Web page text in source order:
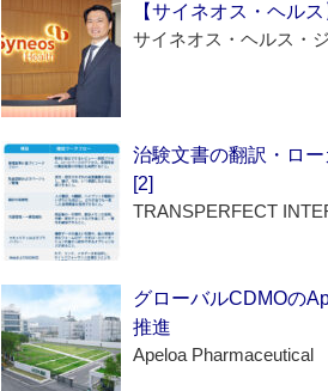
【サイネオス・ヘル
サイネオス・ヘルス・
治験文書の翻訳・ロ
[2]
TRANSPERFECT
グローバルCDMOの
推進
Apeloa Pharmaceutical